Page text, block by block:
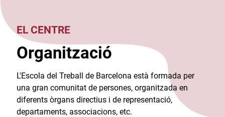
EL CENTRE
Organització
L'Escola del Treball de Barcelona està formada per
una gran comunitat de persones, organitzada en
diferents òrgans directius i de representació,
departaments, associacions, etc.​